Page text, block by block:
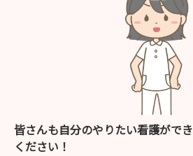
「体験を通して自分のやりたいこ
などなど、感想が寄せられていま
是非、インターシップにおこしく
お待ちしております✋
皆さんも自分のやりたい看護がで
ください！